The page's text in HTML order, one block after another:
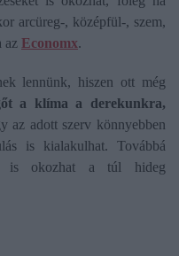
arcüreg-, középfül-, szem,
az Economx.
lennünk, hiszen ott még
a klíma a derekunkra,
az adott szerv könnyebben
is kialakulhat. Továbbá
is okozhat a túl hideg